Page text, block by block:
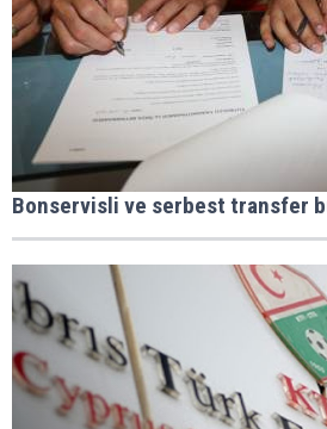
Bonservisli ve serbest transfer